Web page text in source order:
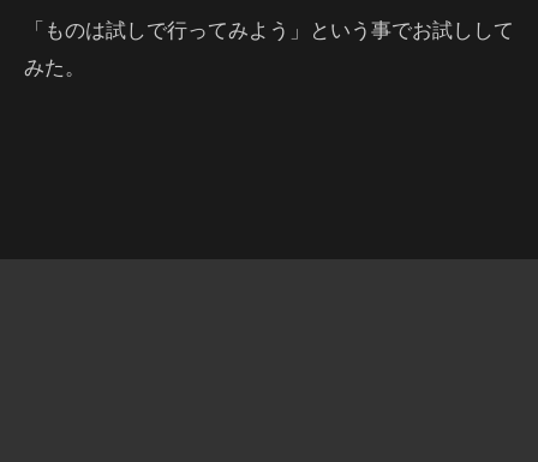
「ものは試しで行ってみよう」という事でお試しして
みた。